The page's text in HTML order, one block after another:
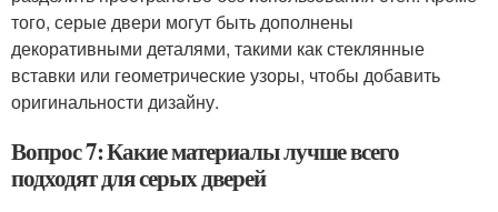
того, серые двери могут быть дополнены
декоративными деталями, такими как стеклянные
вставки или геометрические узоры, чтобы добавить
оригинальности дизайну.
Вопрос 7: Какие материалы лучше всего
подходят для серых дверей